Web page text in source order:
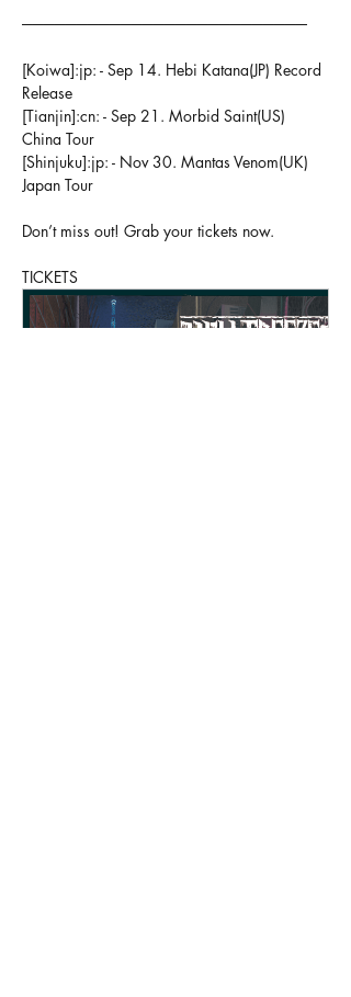
──────────────────────────
[Koiwa]:jp: - Sep 14. Hebi Katana(JP) Record
Release
[Tianjin]:cn: - Sep 21. Morbid Saint(US)
China Tour
[Shinjuku]:jp: - Nov 30. Mantas Venom(UK)
Japan Tour
Don’t miss out! Grab your tickets now.
TICKETS